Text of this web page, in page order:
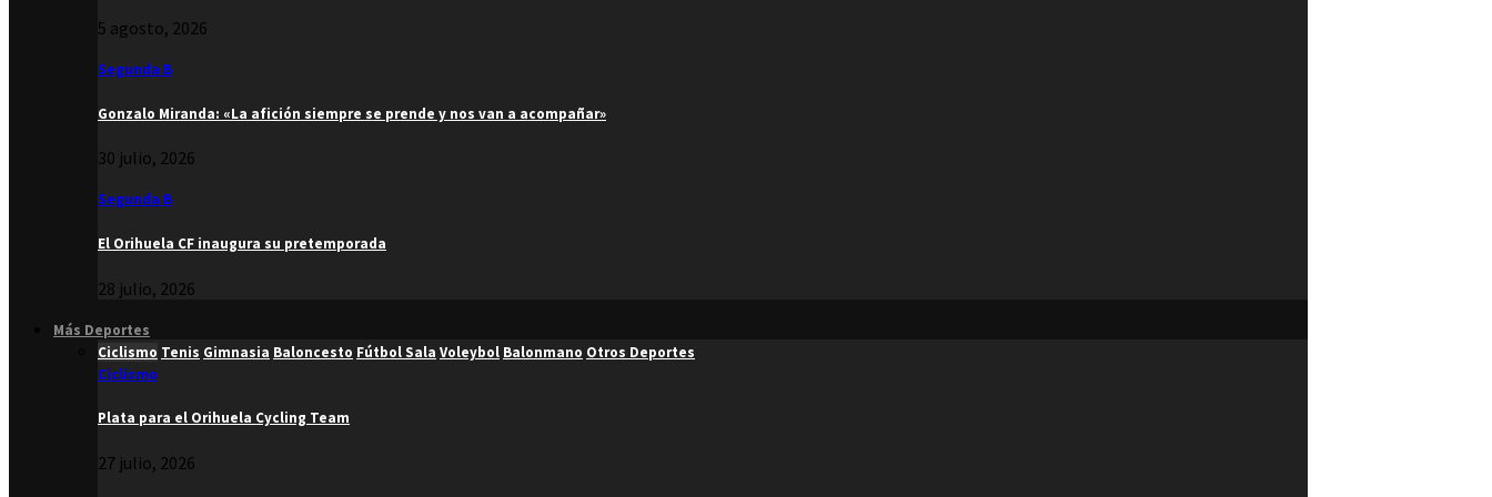
5 agosto, 2026
Segunda B
Gonzalo Miranda: «La afición siempre se prende y nos van a acompañar»
30 julio, 2026
Segunda B
El Orihuela CF inaugura su pretemporada
28 julio, 2026
Más Deportes
Ciclismo Tenis Gimnasia Baloncesto Fútbol Sala Voleybol Balonmano Otros Deportes
Ciclismo
Plata para el Orihuela Cycling Team
27 julio, 2026